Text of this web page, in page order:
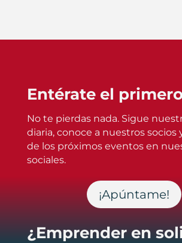
Entérate el
No te pierdas nada. Sigue
diaria, conoce a nuestros socios
de los próximos eventos en
sociales.
¡Apúntame!
¿Emprender en